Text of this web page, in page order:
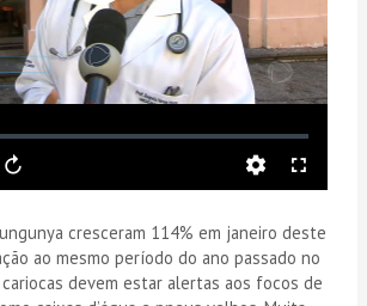
cresceram 114% em janeiro deste
ao mesmo período do ano passado no
cariocas devem estar alertas aos focos de